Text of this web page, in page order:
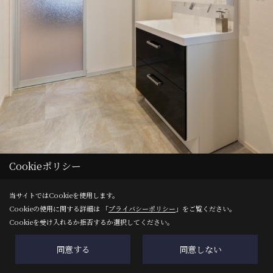
Cookieポリシー
当サイトではCookieを使用します。
Cookieの使用に関する詳細は 「プライバシーポリシー 」をご覧ください。
Cookieを受け入れるか拒否するか選択してください。
同意する 同意しない